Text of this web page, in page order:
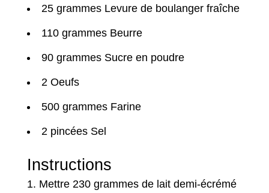
25 grammes Levure de boulanger fraîche
110 grammes Beurre
90 grammes Sucre en poudre
2 Oeufs
500 grammes Farine
2 pincées Sel
Instructions
Mettre 230 grammes de lait demi-écrémé